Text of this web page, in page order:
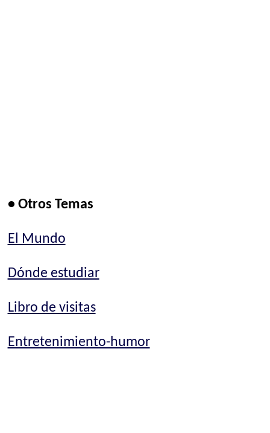
• Otros Temas
El Mundo
Dónde estudiar
Libro de visitas
Entretenimiento-humor